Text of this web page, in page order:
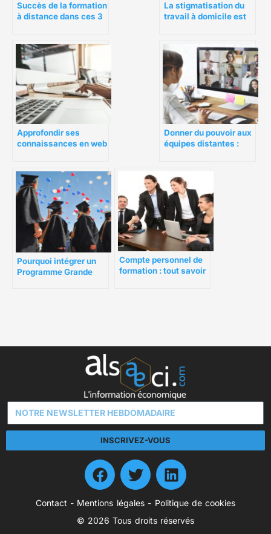
Succès de la formation
à distance dans ces 3
La stigmatisation du
travail à domicile est
Approfondir ses
connaissances en web
Donner du pouvoir aux
équipes distantes :
peuvent avoir un
impact
Pourquoi intégrer un
Programme Grande
Compte personnel de
formation : tout savoir
INSCRIVEZ-VOUS
Contact - Mentions légales- Politique de cookies
© 2026 Tous droits réservés